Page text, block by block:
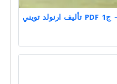
تحميل كتاب تاريخ البشرية – ج1 PDF تأليف ارنولد تويني